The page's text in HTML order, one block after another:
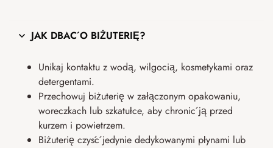
JAK DBAĆ O BIŻUTERIĘ?
Unikaj kontaktu z wodą, wilgocią, kosmetykami oraz
detergentami.
Przechowuj biżuterię w załączonym opakowaniu,
woreczkach lub szkatułce, aby chronić ją przed
kurzem i powietrzem.
Biżuterię czyść jedynie dedykowanymi płynami lub